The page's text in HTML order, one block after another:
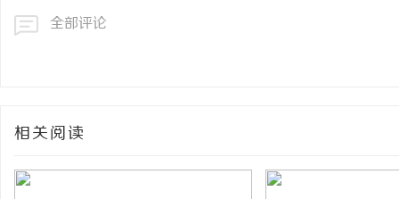
全部评论
相关阅读